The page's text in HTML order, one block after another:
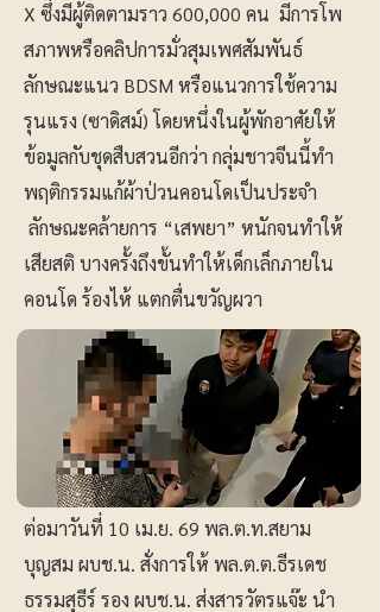
X ซึ่งมีผู้ติดตามราว 600,000 คน มีการโพ
สภาพหรือคลิปการมั่วสุมเพศสัมพันธ์
ลักษณะแนว BDSM หรือแนวการใช้ความ
รุนแรง (ซาดิสม์) โดยหนึ่งในผู้พักอาศัยให้
ข้อมูลกับชุดสืบสวนอีกว่า กลุ่มชาวจีนนี้ทำ
พฤติกรรมแก้ผ้าป่วนคอนโดเป็นประจำ
ลักษณะคล้ายการ “เสพยา” หนักจนทำให้
เสียสติ บางครั้งถึงขั้นทำให้เด็กเล็กภายใน
คอนโด ร้องไห้ แตกตื่นขวัญผวา
ต่อมาวันที่ 10 เม.ย. 69 พล.ต.ท.สยาม
บุญสม ผบช.น. สั่งการให้ พล.ต.ต.ธีรเดช
ธรรมสุธีร์ รอง ผบช.น. ส่งสารวัตรแจ๊ะ นำ